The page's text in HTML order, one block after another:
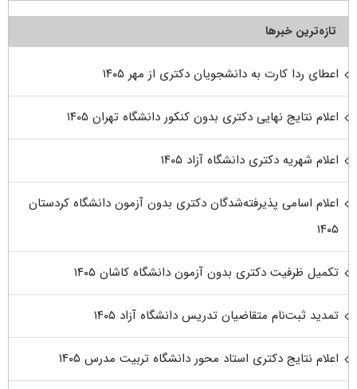
تازه‌ترین خبرها
اعطای ردا کارت به دانشجویان دکتری از مهر ۱۴۰۵
اعلام نتایج نهایی دکتری بدون کنکور دانشگاه تهران ۱۴۰۵
اعلام شهریه دکتری دانشگاه آزاد ۱۴۰۵
اعلام اسامی پذیرفته‌شدگان دکتری بدون آزمون دانشگاه کردستان
۱۴۰۵
تکمیل ظرفیت دکتری بدون آزمون دانشگاه کاشان ۱۴۰۵
تمدید ثبت‌نام متقاضیان تدریس دانشگاه آزاد ۱۴۰۵
اعلام نتایج دکتری استاد محور دانشگاه تربیت مدرس ۱۴۰۵